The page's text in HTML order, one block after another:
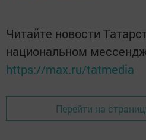
Читайте новости
национальном
https://max.ru/tatmedia
Перейти на